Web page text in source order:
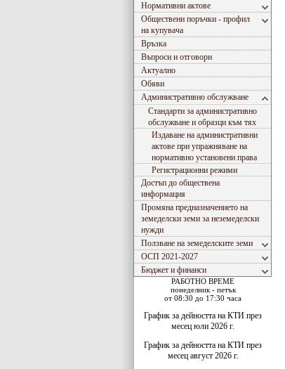
Нормативни актове
Обществени поръчки - профил
на купувача
Връзка
Въпроси и отговори
Актуално
Обяви
Административно обслужване
Стандарти за административно
обслужване и образци към тях
Издаване на административни
актове при упражняване на
нормативно установени права
Регистрационни режими
Достъп до обществена
информация
Промяна предназначението на
земеделски земи за неземеделски
нужди
Ползване на земеделските земи
ОСП 2021-2027
Бюджет и финанси
РАБОТНО ВРЕМЕ
понеделник - петък
от 08:30 до 17:30 часа
График за дейността на КТИ през
месец юли 2026 г.
График за дейността на КТИ през
месец август 2026 г.